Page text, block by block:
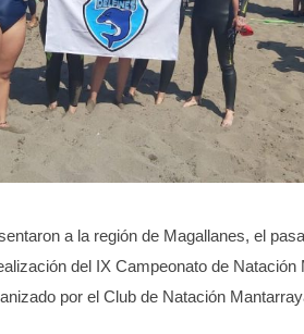
a la región de Magallanes, el
del IX Campeonato de Natación
por el Club de Natación